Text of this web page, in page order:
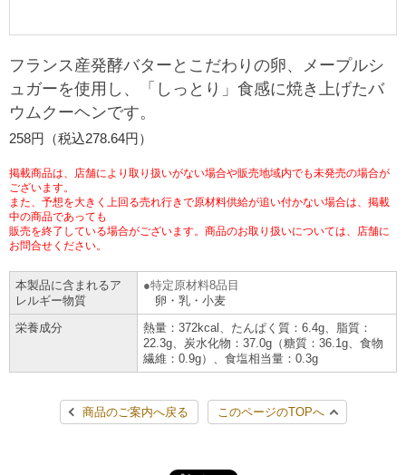
プリペイドカード・金券
ニンテンドー・ダウンロードカード
プリント
スキャン
ファクス
チケット
プリペイドサービス
行政サービス
切手・はがき・印紙
セブン銀行ATM
ご利用可能なお支払い方法
各種料金のお支払い
スマホプリペイド
レジでApple Accountにチャージ
チケットサービス
セブンチケット
チケットぴあ
イープラス
CNプレイガイド
JTB
セブン‐イレブンでお受取り
タワーレコード
セブンネットショッピング
停電時のサービス停止のお知らせ
会社概要
貸借対照表・損益計算書
沿革
国内店舗数
売上高、店舗数推移
セブン‐イレブンの海外事業
データで見るセブン‐イレブン
サステナビリティ活動基本方針
サステナビリティ推進体制
GREEN CHALLENGE 2050
4VISIONS
サステナビリティニュース
サステナビリティレポート
報告書ライブラリー
加盟店オーナー募集 物件募集・購入
アルバイト情報
お問い合わせ
Language
English (Corporate)
English (Services)
中文[繁體字](服務)
ภาษาไทย(บริการ)
フランス産発酵バターとこだわりの卵、メープルシ
ュガーを使用し、「しっとり」食感に焼き上げたバ
ウムクーヘンです。
258円（税込278.64円）
掲載商品は、店舗により取り扱いがない場合や販売地域内でも未発売の場合が
ございます。
また、予想を大きく上回る売れ行きで原材料供給が追い付かない場合は、掲載
中の商品であっても
販売を終了している場合がございます。商品のお取り扱いについては、店舗に
お問合せください。
本製品に含まれるア
レルギー物質
特定原材料8品目
卵・乳・小麦
栄養成分
熱量：372kcal、たんぱく質：6.4g、脂質：
22.3g、炭水化物：37.0g（糖質：36.1g、食物
繊維：0.9g）、食塩相当量：0.3g
商品のご案内へ戻る このページのTOPへ